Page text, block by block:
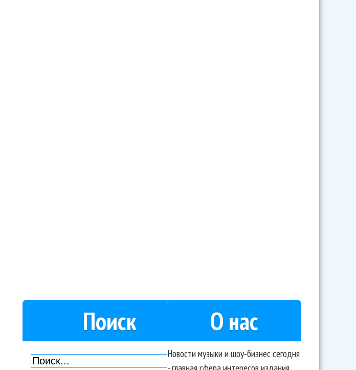
Поиск О нас
Новости музыки и шоу-бизнес сегодня